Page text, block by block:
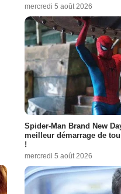
mercredi 5 août 2026
Spider-Man Brand New
meilleur démarrage de
!
mercredi 5 août 2026